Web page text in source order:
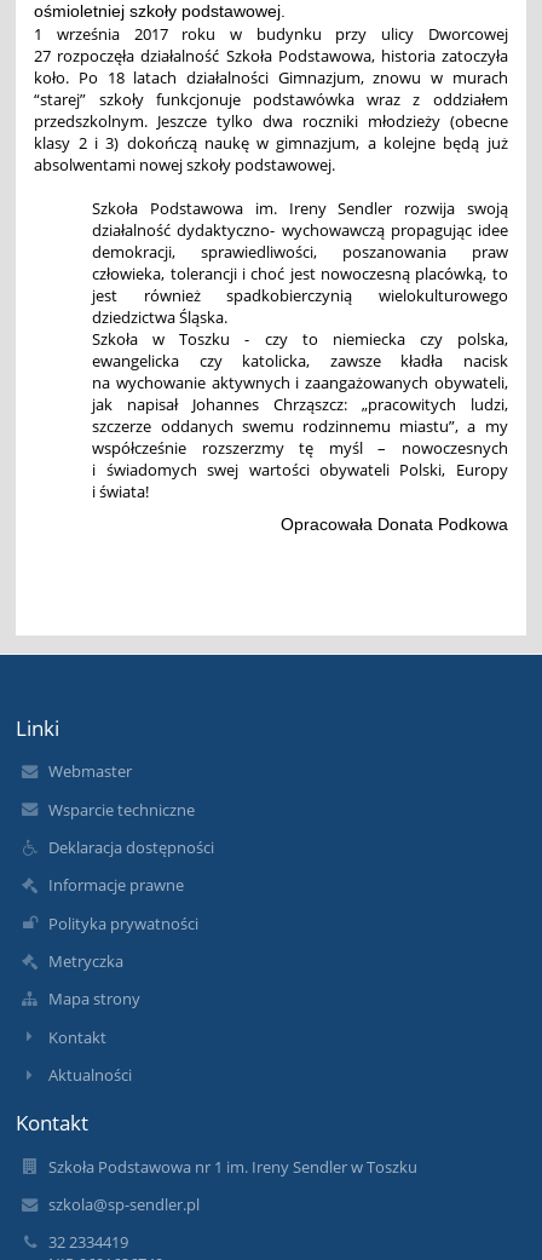
ośmioletniej szkoły podstawowej.
1 września 2017 roku w budynku przy ulicy Dworcowej
27 rozpoczęła działalność Szkoła Podstawowa, historia zatoczyła
koło. Po 18 latach działalności Gimnazjum, znowu w murach
“starej” szkoły funkcjonuje podstawówka wraz z oddziałem
przedszkolnym. Jeszcze tylko dwa roczniki młodzieży (obecne
klasy 2 i 3) dokończą naukę w gimnazjum, a kolejne będą już
absolwentami nowej szkoły podstawowej.
Szkoła Podstawowa im. Ireny Sendler rozwija swoją
działalność dydaktyczno- wychowawczą propagując idee
demokracji, sprawiedliwości, poszanowania praw
człowieka, tolerancji i choć jest nowoczesną placówką, to
jest również spadkobierczynią wielokulturowego
dziedzictwa Śląska.
Szkoła w Toszku - czy to niemiecka czy polska,
ewangelicka czy katolicka, zawsze kładła nacisk
na wychowanie aktywnych i zaangażowanych obywateli,
jak napisał Johannes Chrząszcz: „pracowitych ludzi,
szczerze oddanych swemu rodzinnemu miastu”, a my
współcześnie rozszerzmy tę myśl – nowoczesnych
i świadomych swej wartości obywateli Polski, Europy
i świata!
Opracowała Donata Podkowa
Linki
Webmaster
Wsparcie techniczne
Deklaracja dostępności
Informacje prawne
Polityka prywatności
Metryczka
Mapa strony
Kontakt
Aktualności
Kontakt
Szkoła Podstawowa nr 1 im. Ireny Sendler w Toszku
szkola@sp-sendler.pl
32 2334419